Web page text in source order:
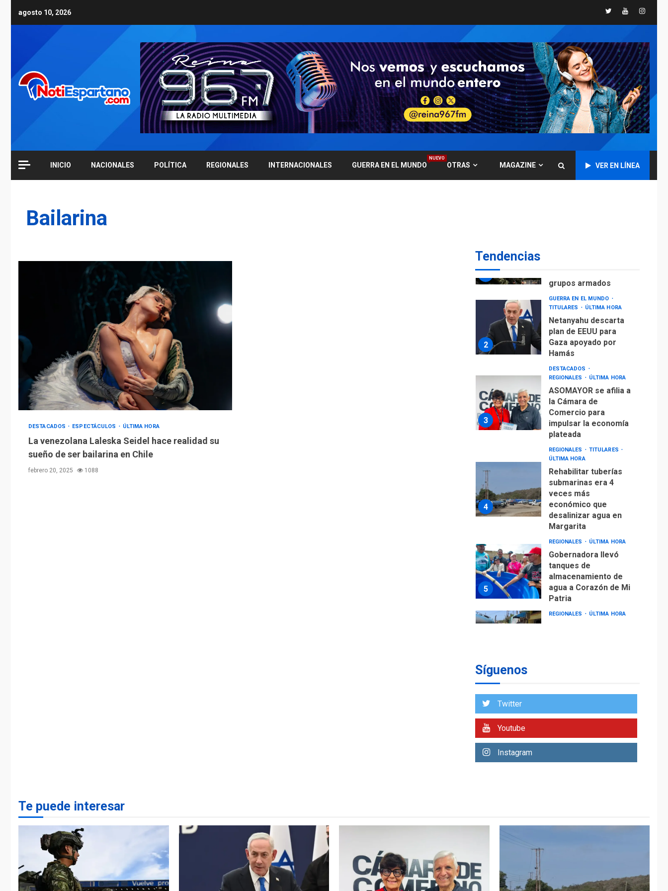
agosto 10, 2026 TwitterYoutube
INICIO NACIONALES POLÍTICA REGIONALES INTERNACIONALES GUERRA EN EL MUNDO
NUEVO
OTRAS MAGAZINE VER EN LÍNEA
Bailarina
DESTACADOS ESPECTÁCULOS ÚLTIMA HORA
La venezolana Laleska Seidel hace realidad su
sueño de ser bailarina en Chile
febrero 20, 2025 1088
Tendencias
desalinizar agua en
5
REGIONALES
Gobernadora llevó
tanques de
almacenamiento de
agua a Corazón de Mi
Patria
6
REGIONALES ÚLTIMA HORA
Alcaldía de Maneiro
sigue atendiendo
falta de agua con plan
de contingencia
OPINIÓN ÚLTIMA HORA
grupos armados
2
GUERRA EN EL MUNDO
TITULARES
ÚLTIMA HORA
Netanyahu descarta
plan de EEUU para
Gaza apoyado por
Hamás
3
DESTACADOS
REGIONALES
ÚLTIMA HORA
ASOMAYOR se afilia a
la Cámara de
Comercio para
impulsar la economía
plateada
4
REGIONALES
TITULARES
ÚLTIMA HORA
Rehabilitar tuberías
submarinas era 4
veces más
económico que
desalinizar agua en
Margarita
5
REGIONALES ÚLTIMA HORA
Gobernadora llevó
tanques de
almacenamiento de
agua a Corazón de Mi
Patria
REGIONALES ÚLTIMA HORA
7
TITULARES
ÚLTIMA HORA
Netanyahu descarta
REGIONALES
ÚLTIMA HORA
Síguenos
Twitter
Youtube
Instagram
Te puede interesar